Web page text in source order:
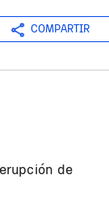
COMPARTIR
de